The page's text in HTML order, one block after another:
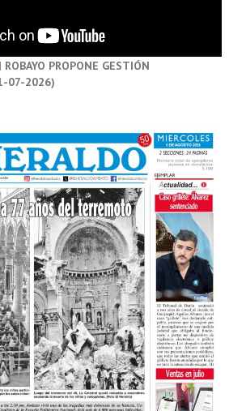
PROPONE GESTIÓN
07-2026)